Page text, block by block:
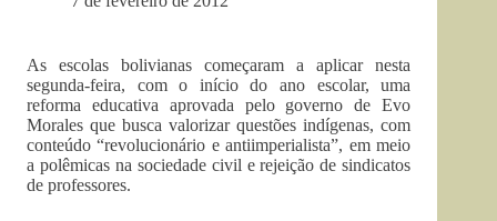
As escolas bolivianas começaram a aplicar nesta
segunda-feira, com o início do ano escolar, uma
reforma educativa aprovada pelo governo de Evo
Morales que busca valorizar questões indígenas, com
conteúdo “revolucionário e antiimperialista”, em meio
a polêmicas na sociedade civil e rejeição de sindicatos
de professores.